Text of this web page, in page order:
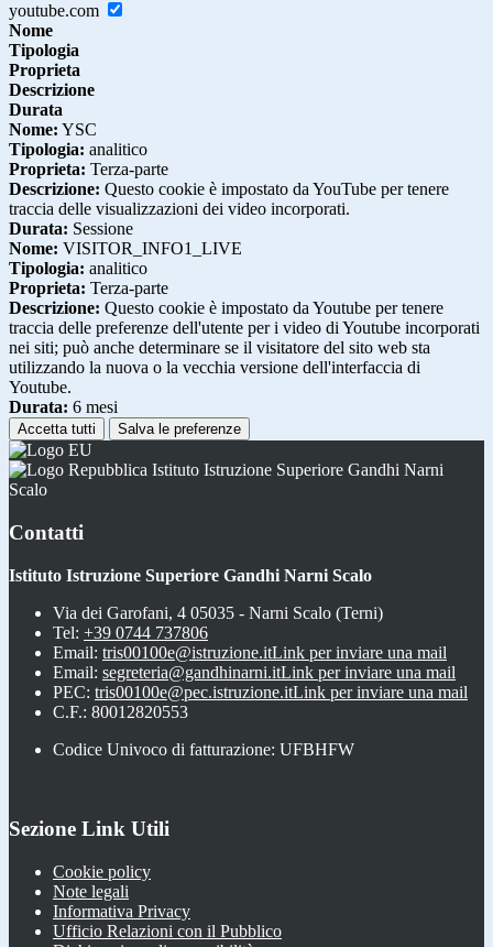
youtube.com
Nome
Tipologia
Proprieta
Descrizione
Durata
Nome: YSC
Tipologia: analitico
Proprieta: Terza-parte
Descrizione: Questo cookie è impostato da YouTube per tenere
traccia delle visualizzazioni dei video incorporati.
Durata: Sessione
Nome: VISITOR_INFO1_LIVE
Tipologia: analitico
Proprieta: Terza-parte
Descrizione: Questo cookie è impostato da Youtube per tenere
traccia delle preferenze dell'utente per i video di Youtube incorporati
nei siti; può anche determinare se il visitatore del sito web sta
utilizzando la nuova o la vecchia versione dell'interfaccia di
Youtube.
Durata: 6 mesi
Accetta tutti Salva le preferenze
Istituto Istruzione Superiore Gandhi Narni
Scalo
Contatti
Istituto Istruzione Superiore Gandhi Narni Scalo
Via dei Garofani, 4 05035 - Narni Scalo (Terni)
Tel: +39 0744 737806
Email: tris00100e@istruzione.itLink per inviare una mail
Email: segreteria@gandhinarni.itLink per inviare una mail
PEC: tris00100e@pec.istruzione.itLink per inviare una mail
C.F.: 80012820553
Codice Univoco di fatturazione: UFBHFW
Sezione Link Utili
Cookie policy
Note legali
Informativa Privacy
Ufficio Relazioni con il Pubblico